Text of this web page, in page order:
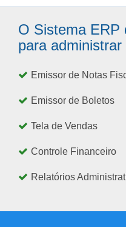
O Sistema ERP
para
Emissor de Notas
Emissor de Boletos
Tela de Vendas
Controle Financeiro
Relatórios